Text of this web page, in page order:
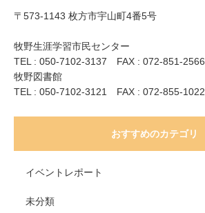
〒573-1143 枚方市宇山町4番5号
牧野生涯学習市民センター
TEL : 050-7102-3137 FAX : 072-851-2566
牧野図書館
TEL : 050-7102-3121 FAX : 072-855-1022
おすすめのカテゴリ
イベントレポート
未分類